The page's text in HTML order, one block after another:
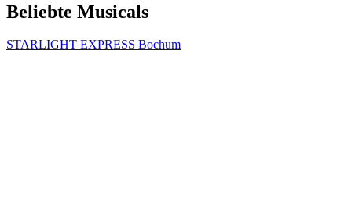
Beliebte Musicals
STARLIGHT EXPRESS Bochum